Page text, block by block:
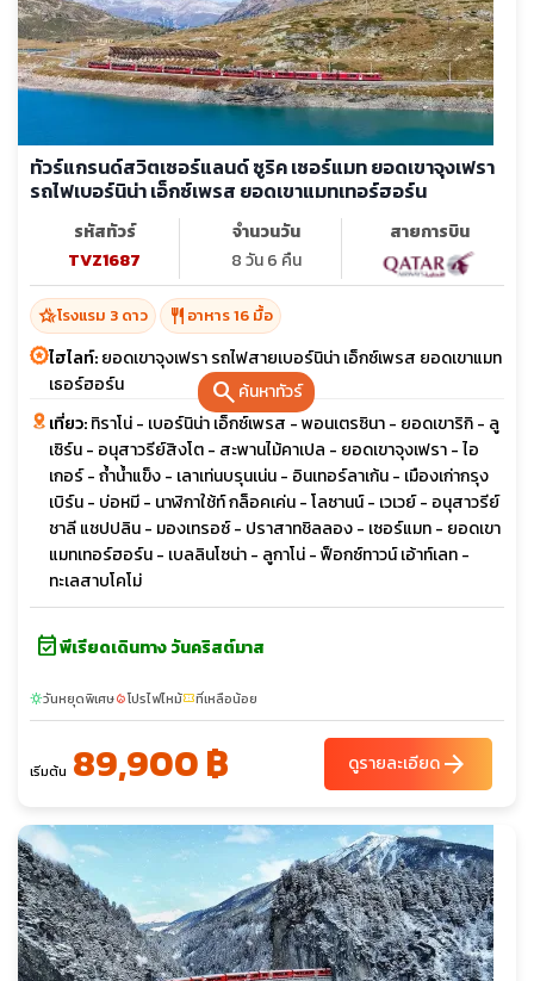
searchค้นหาทัวร์
ทัวร์แกรนด์สวิตเซอร์แลนด์ ซูริค เซอร์แมท ยอดเขาจุงเฟรา
รถไฟเบอร์นิน่า เอ็กซ์เพรส ยอดเขาแมทเทอร์ฮอร์น
รหัสทัวร์
TVZ1687
จำนวนวัน
8 วัน 6 คืน
สายการบิน
hotel_classโรงแรม 3 ดาว restaurant อาหาร 16 มื้อ
ไฮไลท์:ยอดเขาจุงเฟรา รถไฟสายเบอร์นิน่า เอ็กซ์เพรส ยอดเขาแมท
เธอร์ฮอร์น
เที่ยว:ทิราโน่ - เบอร์นิน่า เอ็กซ์เพรส - พอนเตรซินา - ยอดเขาริกิ - ลู
เซิร์น - อนุสาวรีย์สิงโต - สะพานไม้คาเปล - ยอดเขาจุงเฟรา - ไอ
เกอร์ - ถ้ำน้ำแข็ง - เลาเท่นบรุนเน่น - อินเทอร์ลาเก้น - เมืองเก่ากรุง
เบิร์น - บ่อหมี - นาฬิกาใช้ท์ กล็อคเค่น - โลซานน์ - เวเวย์ - อนุสาวรีย์
ชาลี แชปปลิน - มองเทรอซ์ - ปราสาทชิลลอง - เซอร์แมท - ยอดเขา
แมทเทอร์ฮอร์น - เบลลินโซน่า - ลูกาโน่ - ฟ็อกซ์ทาวน์ เอ้าท์เลท -
ทะเลสาบโคโม่
event_availableพีเรียดเดินทาง วันคริสต์มาส
sunnyวันหยุดพิเศษlocal_fire_departmentโปรไฟไหม้confirmation_numberที่เหลือน้อย
เริ่มต้น 89,900 ฿ ดูรายละเอียดarrow_forward